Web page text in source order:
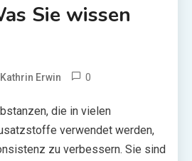
Sie wissen
Kathrin Erwin 0
die in vielen
verwendet werden,
zu verbessern. Sie sind